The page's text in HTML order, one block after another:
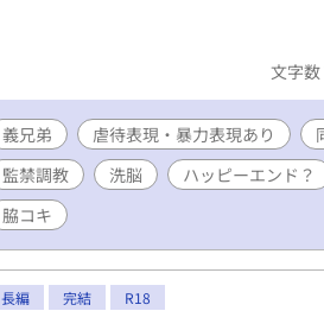
文字
義兄弟 虐待表現・暴力表現あり
監禁調教
洗脳 ハッピーエンド？
脇コキ
長編 完結 R18